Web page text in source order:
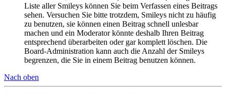
Liste aller Smileys können Sie beim Verfassen eines Beitrags
sehen. Versuchen Sie bitte trotzdem, Smileys nicht zu häufig
zu benutzen, sie können einen Beitrag schnell unlesbar
machen und ein Moderator könnte deshalb Ihren Beitrag
entsprechend überarbeiten oder gar komplett löschen. Die
Board-Administration kann auch die Anzahl der Smileys
begrenzen, die Sie in einem Beitrag benutzen können.
Nach oben